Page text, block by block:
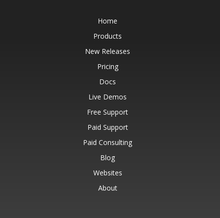
Home
Products
New Releases
Pricing
Docs
Live Demos
Free Support
Paid Support
Paid Consulting
Blog
Websites
About